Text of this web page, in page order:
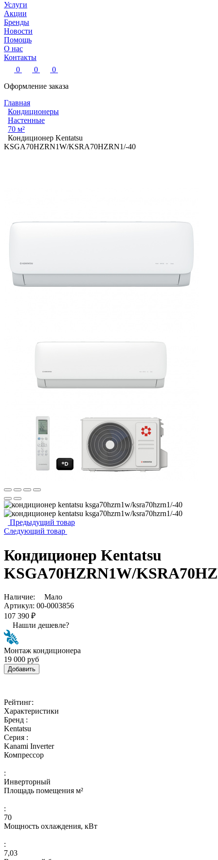
Услуги
Акции
Бренды
Новости
Помощь
О нас
Контакты
0
0
0
Оформление заказа
Главная
Кондиционеры
Настенные
70 м²
Кондиционер Kentatsu
KSGA70HZRN1W/KSRA70HZRN1/-40
Предыдущий товар
Следующий товар
Кондиционер Kentatsu
KSGA70HZRN1W/
Наличие:
Мало
Артикул: 00-0003856
107 390 ₽
Нашли дешевле?
Монтаж кондиционера
19 000 руб
Добавить
Рейтинг:
Характеристики
Бренд :
Kentatsu
Серия :
Kanami Inverter
Компрессор
:
Инверторный
Площадь помещения м²
:
70
Мощность охлаждения, кВт
:
7,03